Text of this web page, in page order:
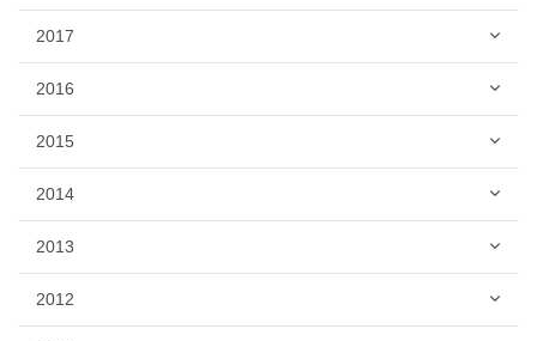
2017
2016
2015
2014
2013
2012